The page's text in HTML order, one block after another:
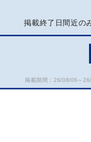
掲載終了日間近の
掲載期間：26/08/06～